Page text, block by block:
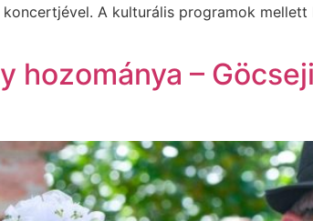
A kulturális programok
hozománya –